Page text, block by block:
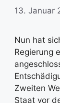
13. Januar
Nun hat
Regierung
Zweiten
Staat vor